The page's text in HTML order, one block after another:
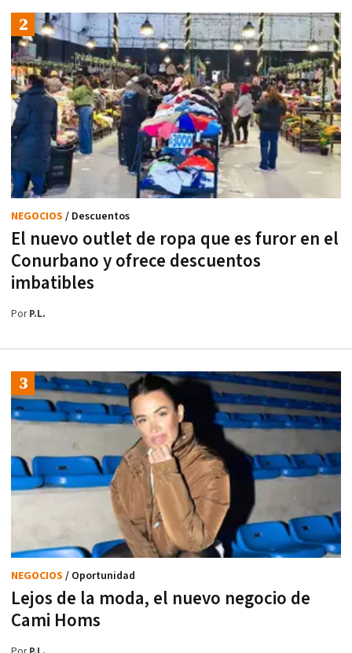
El nuevo outlet de ropa que es furor en el
Conurbano y ofrece descuentos
imbatibles
NEGOCIOS / Descuentos
PorP.L.
Lejos de la moda, el nuevo negocio de
Cami Homs
NEGOCIOS / Oportunidad